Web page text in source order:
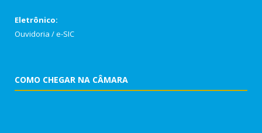
Eletrônico:
Ouvidoria /e-SIC
COMO CHEGAR NA CÂMARA